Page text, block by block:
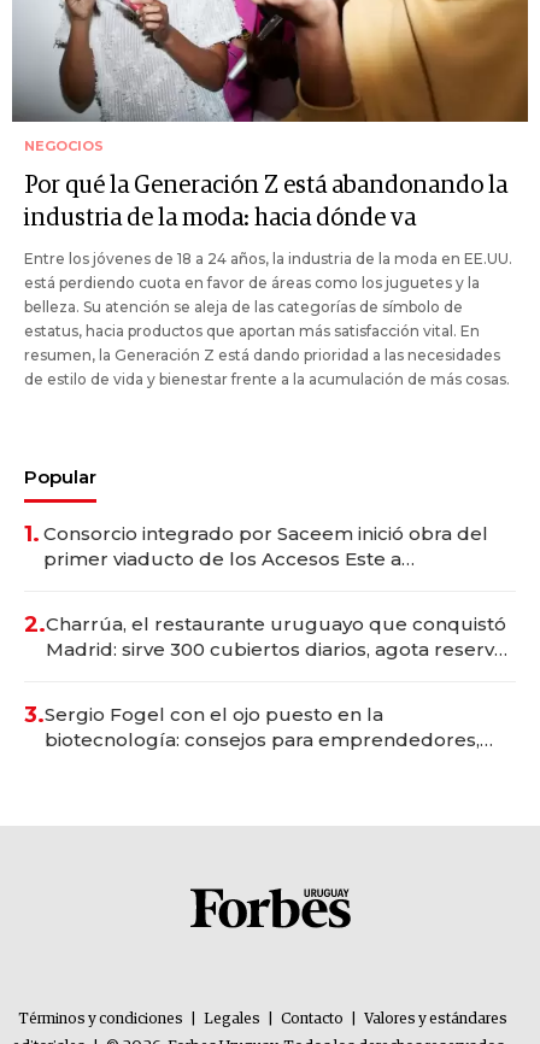
NEGOCIOS
Por qué la Generación Z está abandonando la
industria de la moda: hacia dónde va
Entre los jóvenes de 18 a 24 años, la industria de la moda en EE.UU.
está perdiendo cuota en favor de áreas como los juguetes y la
belleza. Su atención se aleja de las categorías de símbolo de
estatus, hacia productos que aportan más satisfacción vital. En
resumen, la Generación Z está dando prioridad a las necesidades
de estilo de vida y bienestar frente a la acumulación de más cosas.
Popular
1. Consorcio integrado por Saceem inició obra del
primer viaducto de los Accesos Este a
2.Charrúa, el restaurante uruguayo que conquistó
Madrid: sirve 300 cubiertos diarios, agota reservas
3.Sergio Fogel con el ojo puesto en la
biotecnología: consejos para emprendedores,
Términos y condiciones Legales Contacto
Valores y estándares